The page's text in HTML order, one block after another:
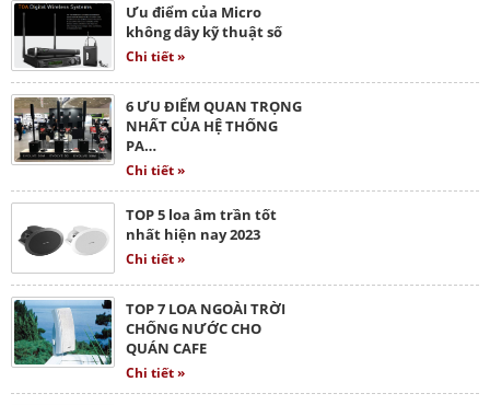
Ưu điểm của Micro
không dây kỹ thuật số
Chi tiết »
6 ƯU ĐIỂM QUAN TRỌNG
NHẤT CỦA HỆ THỐNG
PA…
Chi tiết »
TOP 5 loa âm trần tốt
nhất hiện nay 2023
Chi tiết »
TOP 7 LOA NGOÀI TRỜI
CHỐNG NƯỚC CHO
QUÁN CAFE
Chi tiết »